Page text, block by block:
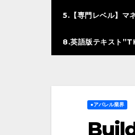
5.【専門レベル】マ
8.英語版テキスト
●アパレル業界